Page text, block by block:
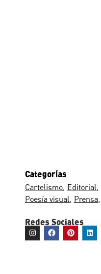
Categorías
Cartelismo Editorial
Poesía visual Prensa
Redes Sociales